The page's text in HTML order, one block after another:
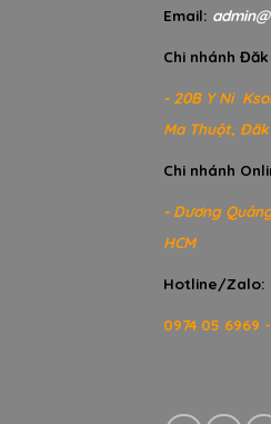
Email:
Chi nhánh
- 20B Y Ni
Ma Thuột,
Chi nhánh
- Dương
HCM
Hotline/Zalo:
0974 05 6969